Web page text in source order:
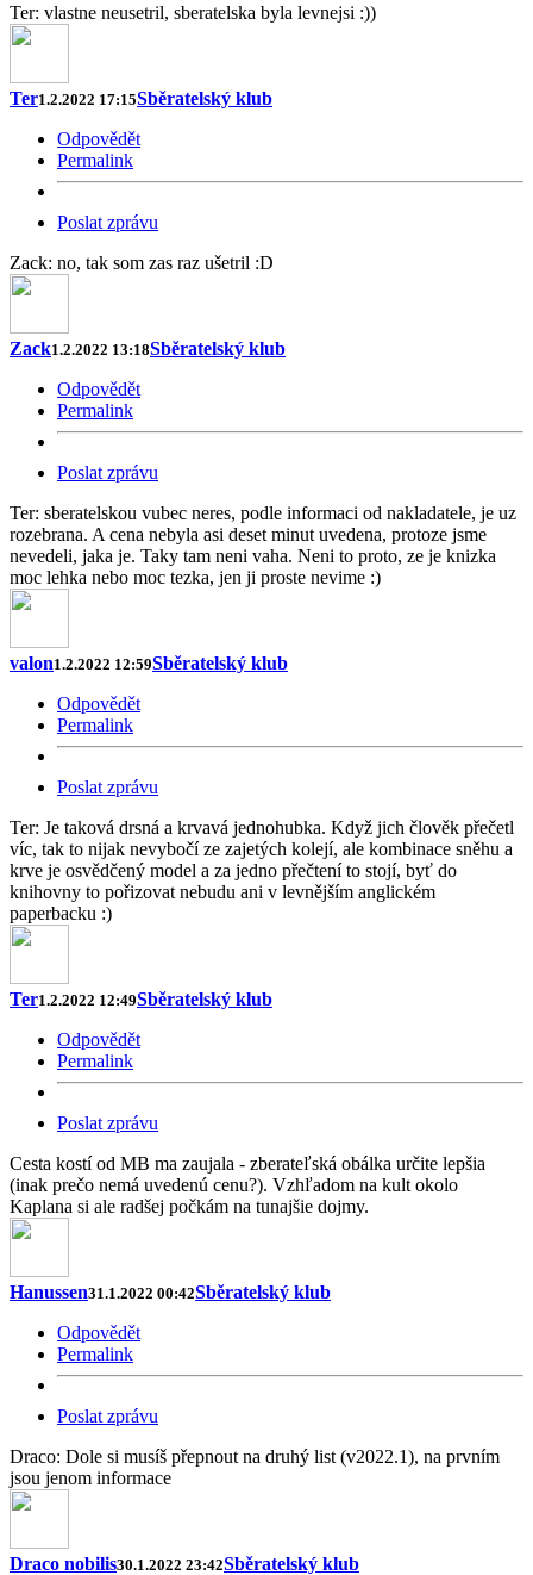
Ter: vlastne neusetril, sberatelska byla levnejsi :))
Ter1.2.2022 17:15Sběratelský klub
Odpovědět
Permalink
Poslat zprávu
Zack: no, tak som zas raz ušetril :D
Zack1.2.2022 13:18Sběratelský klub
Odpovědět
Permalink
Poslat zprávu
Ter: sberatelskou vubec neres, podle informaci od nakladatele, je uz
rozebrana. A cena nebyla asi deset minut uvedena, protoze jsme
nevedeli, jaka je. Taky tam neni vaha. Neni to proto, ze je knizka
moc lehka nebo moc tezka, jen ji proste nevime :)
valon1.2.2022 12:59Sběratelský klub
Odpovědět
Permalink
Poslat zprávu
Ter: Je taková drsná a krvavá jednohubka. Když jich člověk přečetl
víc, tak to nijak nevybočí ze zajetých kolejí, ale kombinace sněhu a
krve je osvědčený model a za jedno přečtení to stojí, byť do
knihovny to pořizovat nebudu ani v levnějším anglickém
paperbacku :)
Ter1.2.2022 12:49Sběratelský klub
Odpovědět
Permalink
Poslat zprávu
Cesta kostí od MB ma zaujala - zberateľská obálka určite lepšia
(inak prečo nemá uvedenú cenu?). Vzhľadom na kult okolo
Kaplana si ale radšej počkám na tunajšie dojmy.
Hanussen31.1.2022 00:42Sběratelský klub
Odpovědět
Permalink
Poslat zprávu
Draco: Dole si musíš přepnout na druhý list (v2022.1), na prvním
jsou jenom informace
Draco nobilis30.1.2022 23:42Sběratelský klub